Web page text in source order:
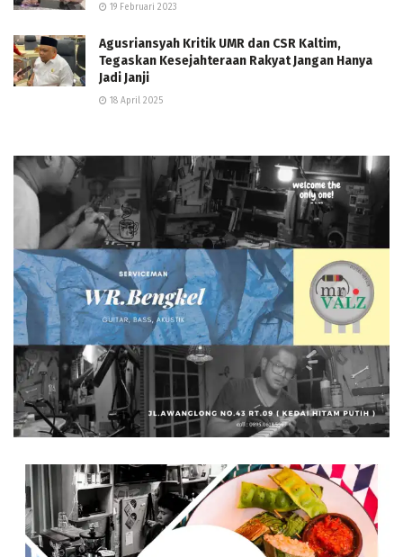
19 Februari 2023
Agusriansyah Kritik UMR dan CSR Kaltim,
Tegaskan Kesejahteraan Rakyat Jangan Hanya
Jadi Janji
18 April 2025